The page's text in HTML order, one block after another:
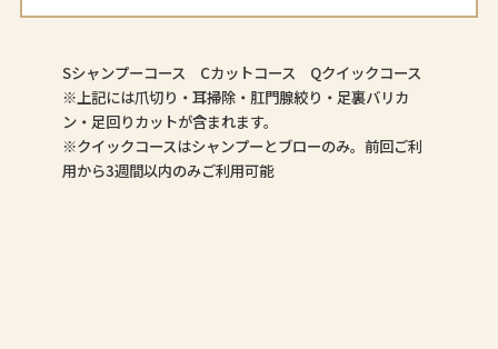
Sシャンプーコース Cカットコース Qクイックコース
※上記には爪切り・耳掃除・肛門腺絞り・足裏バリカ
ン・足回りカットが含まれます。
※クイックコースはシャンプーとブローのみ。前回ご利
用から3週間以内のみご利用可能